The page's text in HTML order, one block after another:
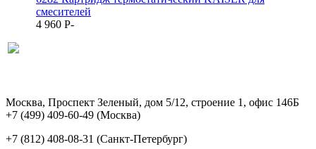
смесителей
4 960 P-
Москва, Проспект Зеленый, дом 5/12, строение 1, офис 146Б
+7 (499) 409-60-49 (Москва)
+7 (812) 408-08-31 (Санкт-Петербург)